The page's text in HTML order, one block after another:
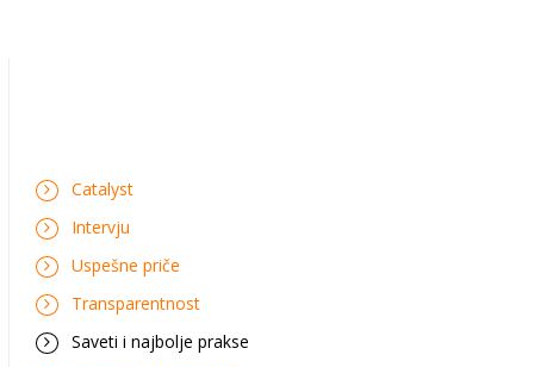
Catalyst
Intervju
Uspešne priče
Transparentnost
Saveti i najbolje prakse